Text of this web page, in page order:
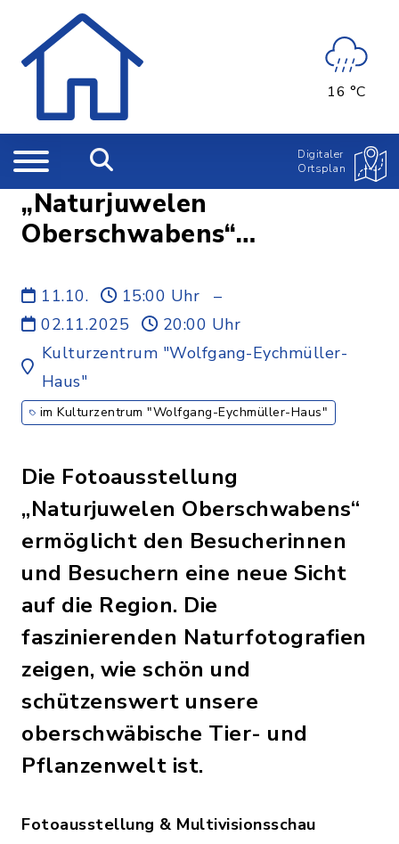
16 °C
Digitaler
Ortsplan
„Naturjuwelen
Oberschwabens“
Fotoausstellung &
Multivisionsschau
11.10. 15:00 Uhr
–
02.11.2025
20:00 Uhr
Kulturzentrum "Wolfgang-Eychmüller-
Haus"
im Kulturzentrum "Wolfgang-Eychmüller-Haus"
Die Fotoausstellung
„Naturjuwelen Oberschwabens“
ermöglicht den Besucherinnen
und Besuchern eine neue Sicht
auf die Region. Die
faszinierenden Naturfotografien
zeigen, wie schön und
schützenswert unsere
oberschwäbische Tier- und
Pflanzenwelt ist.
Fotoausstellung & Multivisionsschau